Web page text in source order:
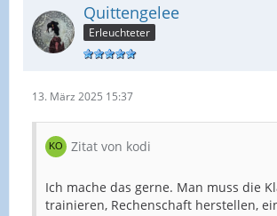
Quittengelee
Erleuchteter
13. März 2025 15:37
Zitat von kodi
Ich mache das gerne. Man muss die
trainieren, Rechenschaft herstellen,